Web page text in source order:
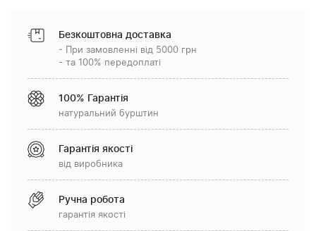
Безкоштовна доставка
- При замовленні від 5000 грн
- та 100% передоплаті
100% Гарантія
натуральний бурштин
Гарантія якості
від виробника
Ручна робота
гарантія якості